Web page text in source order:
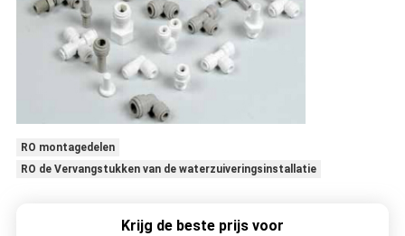
RO montagedelen
RO de Vervangstukken van de waterzuiveringsinstallatie
Krijg de beste prijs voor